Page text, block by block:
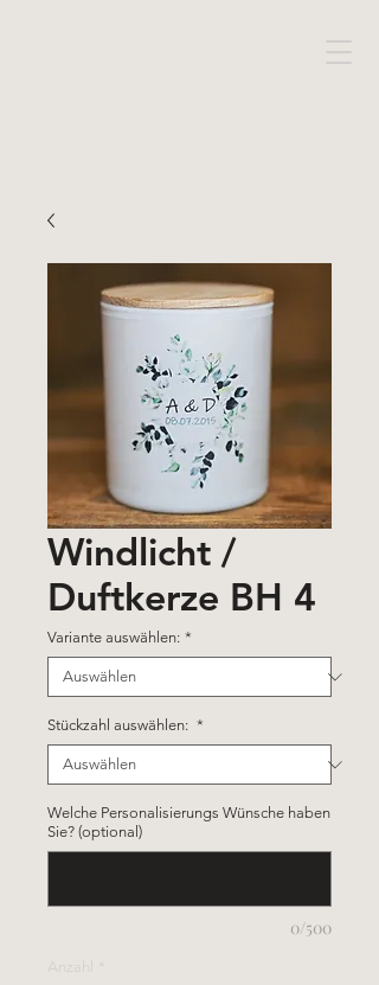
Windlicht /
Duftkerze BH 4
Variante auswählen: *
Stückzahl auswählen: *
Welche Personalisierungs Wünsche haben
Sie? (optional)
0/500
Anzahl